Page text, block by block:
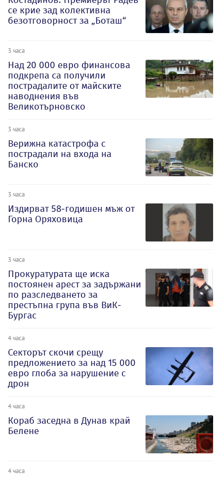
се крие зад колективна
безотговорност за „Боташ“
3 часа
Над 20 000 евро финансова
подкрепа са получили
пострадалите от майските
наводнения във
Великотърновско
3 часа
Верижна катастрофа с
пострадали на входа на
Банско
3 часа
Издирват 58-годишен мъж от
Горна Оряховица
3 часа
Прокуратурата ще иска
постоянен арест за задържани
по разследването за
престъпна група във ВиК-
Бургас
4 часа
Секторът скочи срещу
предложението за над 15 000
евро глоба за нарушение с
дрон
4 часа
Кораб заседна в Дунав край
Белене
4 часа